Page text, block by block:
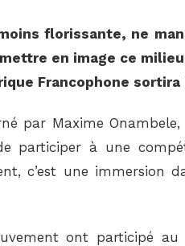
florissante, ne
en image ce
Francophone sortira
par Maxime
participer à une
c’est une immersion
ont participé